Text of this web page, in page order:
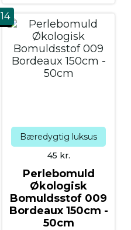
14
Bæredygtig luksus
Perlebomuld
Økologisk
Bomuldsstof 009
Bordeaux 150cm -
50cm
45 kr.